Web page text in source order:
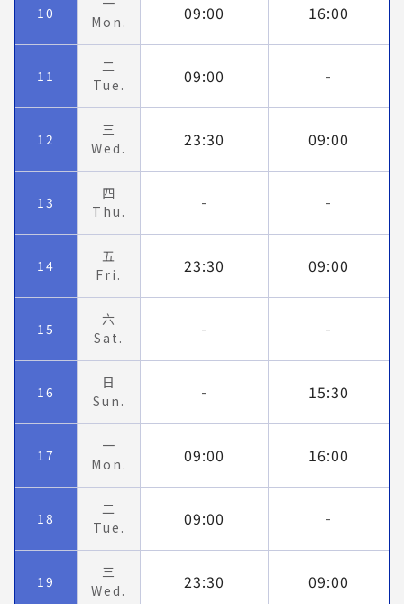
10
Mon.
09:00 16:00
11
二
Tue.
09:00 -
12
三
Wed.
23:30 09:00
13
四
Thu.
- -
14
五
Fri.
23:30 09:00
15
六
Sat.
- -
16
日
Sun.
- 15:30
17
一
Mon.
09:00 16:00
18
二
Tue.
09:00 -
19
三
Wed.
23:30 09:00